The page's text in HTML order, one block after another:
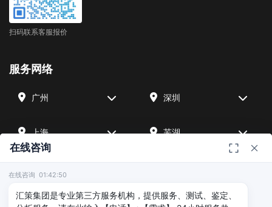
扫码联系客服报价
服务网络
广州 深圳
上海 芜湖
北京 武汉
在线咨询
在线咨询 01:42:50
汇策集团是专业第三方服务机构，提供服务、测试、鉴定、